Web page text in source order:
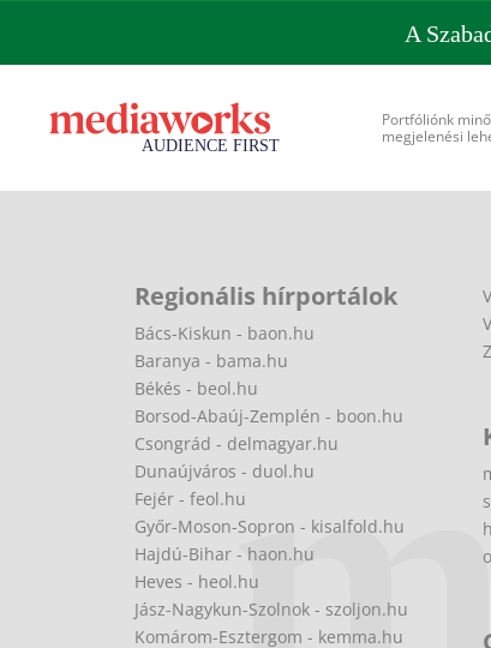
A
Portfóliónk
megjelenési
Regionális hírportálok
Bács-Kiskun - baon.hu
Baranya - bama.hu
Békés - beol.hu
Borsod-Abaúj-Zemplén - boon.hu
Csongrád - delmagyar.hu
Dunaújváros - duol.hu
Fejér - feol.hu
Győr-Moson-Sopron - kisalfold.hu
Hajdú-Bihar - haon.hu
Heves - heol.hu
Jász-Nagykun-Szolnok - szoljon.hu
Komárom-Esztergom - kemma.hu